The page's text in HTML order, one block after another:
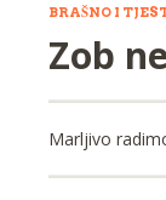
BRAŠNO I
Zob
Marljivo